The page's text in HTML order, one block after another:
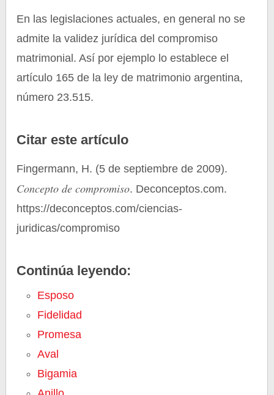
En las legislaciones actuales, en general no se
admite la validez jurídica del compromiso
matrimonial. Así por ejemplo lo establece el
artículo 165 de la ley de matrimonio argentina,
número 23.515.
Citar este artículo
Fingermann, H. (5 de septiembre de 2009).
Concepto de compromiso. Deconceptos.com.
https://deconceptos.com/ciencias-
juridicas/compromiso
Continúa leyendo:
Esposo
Fidelidad
Promesa
Aval
Bigamia